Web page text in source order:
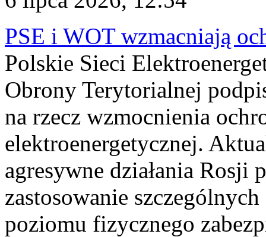
PSE i WOT wzmacniają
Polskie Sieci
Obrony Terytorialnej
na rzecz wzmocnienia
elektroenergetycznej.
agresywne działania Rosji
zastosowanie
poziomu fizycznego